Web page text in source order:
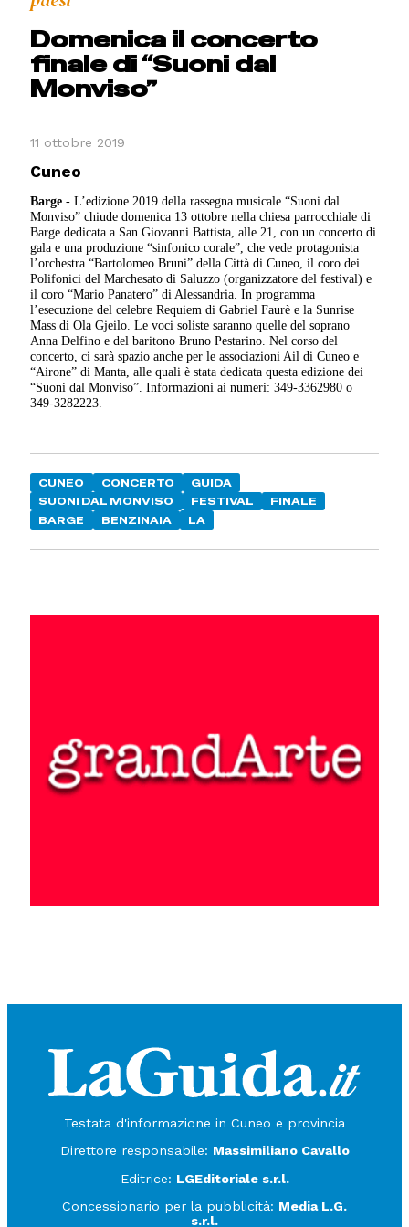
Domenica il concerto
finale di “Suoni dal
Monviso”
11 ottobre 2019
Cuneo
Barge -L’edizione 2019 della rassegna musicale “Suoni dal
Monviso” chiude domenica 13 ottobre nella chiesa parrocchiale di
Barge dedicata a San Giovanni Battista, alle 21, con un concerto di
gala e una produzione “sinfonico corale”, che vede protagonista
l’orchestra “Bartolomeo Bruni” della Città di Cuneo, il coro dei
Polifonici del Marchesato di Saluzzo (organizzatore del festival) e
il coro “Mario Panatero” di Alessandria. In programma
l’esecuzione del celebre Requiem di Gabriel Faurè e la Sunrise
Mass di Ola Gjeilo. Le voci soliste saranno quelle del soprano
Anna Delfino e del baritono Bruno Pestarino. Nel corso del
concerto, ci sarà spazio anche per le associazioni Ail di Cuneo e
“Airone” di Manta, alle quali è stata dedicata questa edizione dei
“Suoni dal Monviso”. Informazioni ai numeri: 349-3362980 o
349-3282223.
CUNEO CONCERTO
GUIDA
SUONI DAL MONVISO
FESTIVAL
FINALE
BARGE
BENZINAIA LA
Testata d'informazione in Cuneo e provincia
Direttore responsabile: Massimiliano Cavallo
Editrice: LGEditoriale s.r.l.
Concessionario per la pubblicità: Media L.G.
s.r.l.